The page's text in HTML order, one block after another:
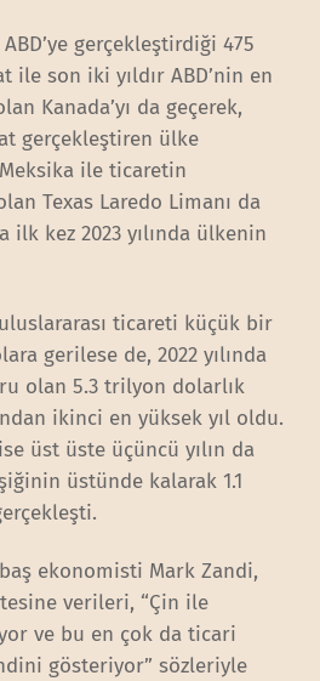
ABD’ye gerçekleştirdiği 475
ile son iki yıldır ABD’nin en
Kanada’yı da geçerek,
gerçekleştiren ülke
ile ticaretin
Texas Laredo Limanı da
ilk kez 2023 yılında ülkenin
uluslararası ticareti küçük bir
gerilese de, 2022 yılında
olan 5.3 trilyon dolarlık
ikinci en yüksek yıl oldu.
üst üste üçüncü yılın da
üstünde kalarak 1.1
ekonomisti Mark Zandi,
verileri, “Çin ile
ve bu en çok da ticari
gösteriyor” sözleriyle